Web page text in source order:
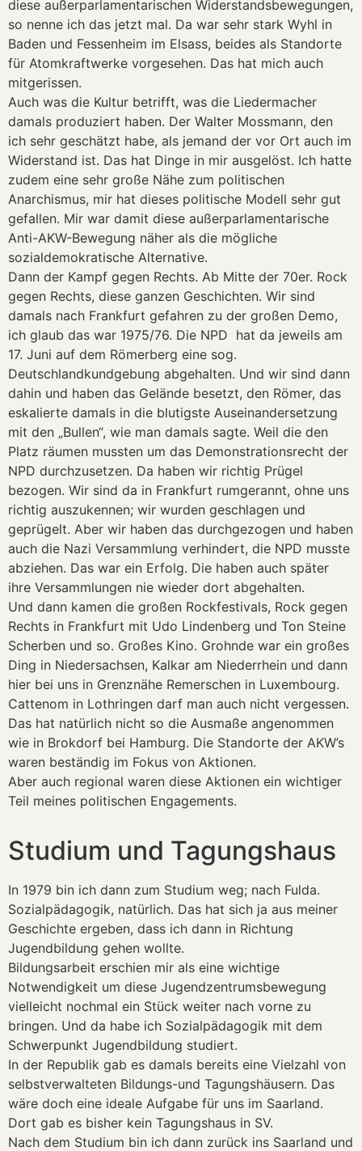
diese außerparlamentarischen Widerstandsbewegungen,
so nenne ich das jetzt mal. Da war sehr stark Wyhl in
Baden und Fessenheim im Elsass, beides als Standorte
für Atomkraftwerke vorgesehen. Das hat mich auch
mitgerissen.
Auch was die Kultur betrifft, was die Liedermacher
damals produziert haben. Der Walter Mossmann, den
ich sehr geschätzt habe, als jemand der vor Ort auch im
Widerstand ist. Das hat Dinge in mir ausgelöst. Ich hatte
zudem eine sehr große Nähe zum politischen
Anarchismus, mir hat dieses politische Modell sehr gut
gefallen. Mir war damit diese außerparlamentarische
Anti-AKW-Bewegung näher als die mögliche
sozialdemokratische Alternative.
Dann der Kampf gegen Rechts. Ab Mitte der 70er. Rock
gegen Rechts, diese ganzen Geschichten. Wir sind
damals nach Frankfurt gefahren zu der großen Demo,
ich glaub das war 1975/76. Die NPD hat da jeweils am
17. Juni auf dem Römerberg eine sog.
Deutschlandkundgebung abgehalten. Und wir sind dann
dahin und haben das Gelände besetzt, den Römer, das
eskalierte damals in die blutigste Auseinandersetzung
mit den „Bullen“, wie man damals sagte. Weil die den
Platz räumen mussten um das Demonstrationsrecht der
NPD durchzusetzen. Da haben wir richtig Prügel
bezogen. Wir sind da in Frankfurt rumgerannt, ohne uns
richtig auszukennen; wir wurden geschlagen und
geprügelt. Aber wir haben das durchgezogen und haben
auch die Nazi Versammlung verhindert, die NPD musste
abziehen. Das war ein Erfolg. Die haben auch später
ihre Versammlungen nie wieder dort abgehalten.
Und dann kamen die großen Rockfestivals, Rock gegen
Rechts in Frankfurt mit Udo Lindenberg und Ton Steine
Scherben und so. Großes Kino. Grohnde war ein großes
Ding in Niedersachsen, Kalkar am Niederrhein und dann
hier bei uns in Grenznähe Remerschen in Luxembourg.
Cattenom in Lothringen darf man auch nicht vergessen.
Das hat natürlich nicht so die Ausmaße angenommen
wie in Brokdorf bei Hamburg. Die Standorte der AKW’s
waren beständig im Fokus von Aktionen.
Aber auch regional waren diese Aktionen ein wichtiger
Teil meines politischen Engagements.
Studium und Tagungshaus
In 1979 bin ich dann zum Studium weg; nach Fulda.
Sozialpädagogik, natürlich. Das hat sich ja aus meiner
Geschichte ergeben, dass ich dann in Richtung
Jugendbildung gehen wollte.
Bildungsarbeit erschien mir als eine wichtige
Notwendigkeit um diese Jugendzentrumsbewegung
vielleicht nochmal ein Stück weiter nach vorne zu
bringen. Und da habe ich Sozialpädagogik mit dem
Schwerpunkt Jugendbildung studiert.
In der Republik gab es damals bereits eine Vielzahl von
selbstverwalteten Bildungs-und Tagungshäusern. Das
wäre doch eine ideale Aufgabe für uns im Saarland.
Dort gab es bisher kein Tagungshaus in SV.
Nach dem Studium bin ich dann zurück ins Saarland und